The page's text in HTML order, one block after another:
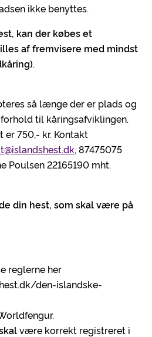
ikke benyttes.
kan der købes et
af fremvisere med mindst
.
så længe der er plads og
til kåringsafviklingen.
750,- kr. Kontakt
, 87475075
Poulsen 22165190 mht.
din hest, som skal være på
reglerne her
den-islandske-
være korrekt registreret i